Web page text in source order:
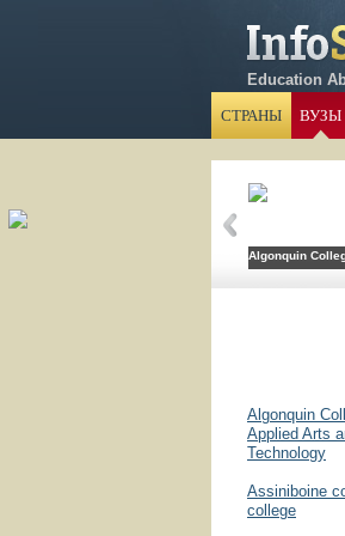
Education
СТРАНЫ ВУЗЫ
Algonquin
Algonquin
Applied Arts
Technology
Assiniboine
college